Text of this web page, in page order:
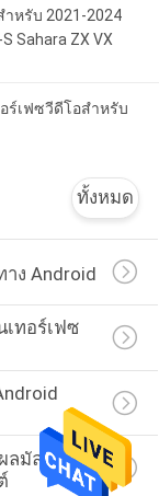
าหรับ 2021-2024
Sahara ZX VX
ร์เฟซวีดีโอสําหรับ
ทั้งหมด
าง Android
เทอร์เฟซ
ลมัลติมีเดีย